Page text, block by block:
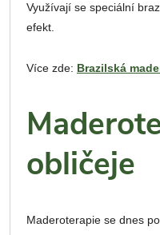
Využívají se speciální
efekt.
Více zde: Brazilská
obličeje
Maderoterapie se dnes